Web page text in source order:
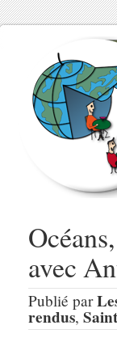
avec
Publié par
rendus,